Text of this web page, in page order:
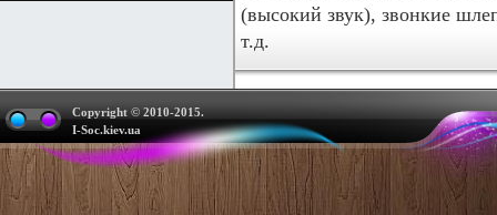
(высокий звук), звонкие
т.д.
Copyright © 2010-2015.
I-Soc.kiev.ua